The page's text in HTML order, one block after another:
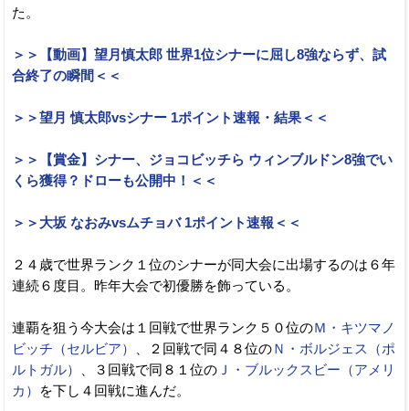
た。
＞＞【動画】望月慎太郎 世界1位シナーに屈し8強ならず、試
合終了の瞬間＜＜
＞＞望月 慎太郎vsシナー 1ポイント速報・結果＜＜
＞＞【賞金】シナー、ジョコビッチら ウィンブルドン8強でい
くら獲得？ドローも公開中！＜＜
＞＞大坂 なおみvsムチョバ 1ポイント速報＜＜
２４歳で世界ランク１位のシナーが同大会に出場するのは６年
連続６度目。昨年大会で初優勝を飾っている。
連覇を狙う今大会は１回戦で世界ランク５０位のＭ・キツマノ
ビッチ（セルビア）
、２回戦で同４８位のＮ・ボルジェス（ポ
ルトガル）
、３回戦で同８１位の Ｊ・ブルックスビー（アメリ
カ）
を下し４回戦に進んだ。